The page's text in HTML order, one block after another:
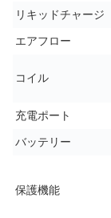
リキッドチャージ
エアフロー
コイル
充電ポート
バッテリー
保護機能